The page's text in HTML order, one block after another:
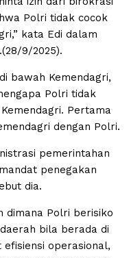
Polri tidak cocok
kata Edi dalam
9/2025).
bawah Kemendagri,
Polri tidak
Pertama
dengan Polri.
pemerintahan
penegakan
dia.
dimana Polri berisiko
bila berada di
operasional,